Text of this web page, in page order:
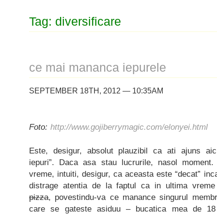
Tag: diversificare
ce mai mananca iepurele
SEPTEMBER 18TH, 2012 — 10:35AM
Foto: http://www.gojiberrymagic.com/elonyei.html
Este, desigur, absolut plauzibil ca ati ajuns
iepuri”. Daca asa stau lucrurile, nasol
vreme, intuiti, desigur, ca aceasta este “decat”
distrage atentia de la faptul ca in ultima
pizza, povestindu-va ce manance singurul
care se gateste asiduu – bucatica mea de